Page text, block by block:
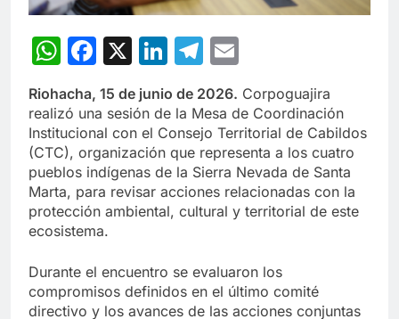
WhatsApp
Facebook
X LinkedIn
Telegram
Riohacha, 15 de junio de 2026. Corpoguajira
realizó una sesión de la Mesa de Coordinación
Institucional con el Consejo Territorial de Cabildos
(CTC), organización que representa a los cuatro
pueblos indígenas de la Sierra Nevada de Santa
Marta, para revisar acciones relacionadas con la
protección ambiental, cultural y territorial de este
ecosistema.
Durante el encuentro se evaluaron los
compromisos definidos en el último comité
directivo y los avances de las acciones conjuntas